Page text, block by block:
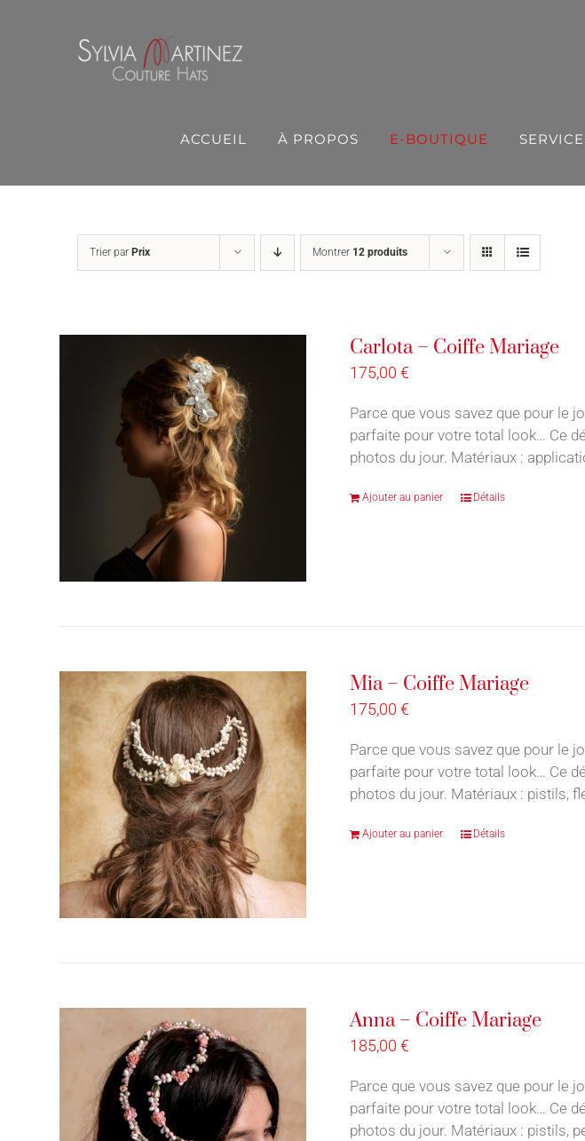
ACCUEIL À PROPOS E-BOUTIQUE
Trier par Prix Montrer 12 produits
Carlota – Coiffe Mariage
175,00 €
Parce que vous savez que pour le
parfaite pour votre total look… Ce
photos du jour. Matériaux :
Ajouter au panier Détails
Mia – Coiffe Mariage
175,00 €
Parce que vous savez que pour le
parfaite pour votre total look… Ce
photos du jour. Matériaux : pistils,
Ajouter au panier Détails
Anna – Coiffe Mariage
185,00 €
Parce que vous savez que pour le
parfaite pour votre total look… Ce
photos du jour. Matériaux : pistils,